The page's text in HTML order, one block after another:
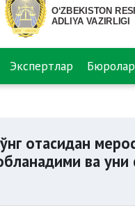
Экспертлар Бюролар
отасидан
ва